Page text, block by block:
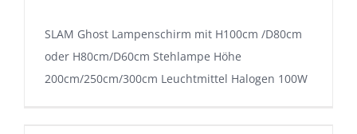
SLAM Ghost Lampenschirm mit H100cm /D80cm
oder H80cm/D60cm Stehlampe Höhe
200cm/250cm/300cm Leuchtmittel Halogen 100W